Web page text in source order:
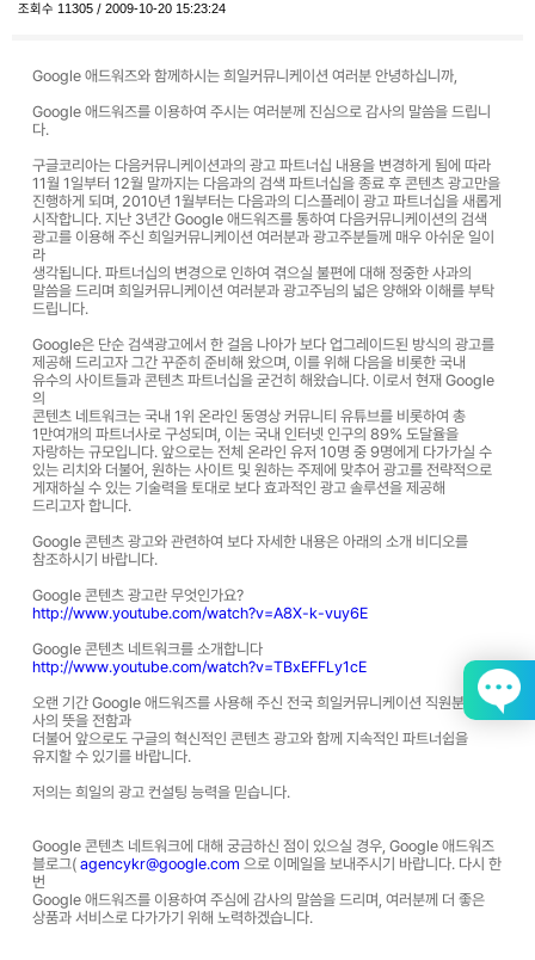
고객센터
광고문의
조회수 11305 / 2009-10-20 15:23:24
Google 애드워즈와 함께하시는 희일커뮤니케이션 여러분 안녕하십니까,
Google 애드워즈를 이용하여 주시는 여러분께 진심으로 감사의 말씀을 드립니
다.
구글코리아는 다음커뮤니케이션과의 광고 파트너십 내용을 변경하게 됨에 따라
11월 1일부터 12월 말까지는 다음과의 검색 파트너십을 종료 후 콘텐츠 광고만을
진행하게 되며, 2010년 1월부터는 다음과의 디스플레이 광고 파트너십을 새롭게
시작합니다. 지난 3년간 Google 애드워즈를 통하여 다음커뮤니케이션의 검색
광고를 이용해 주신 희일커뮤니케이션 여러분과 광고주분들께 매우 아쉬운 일이
라
생각됩니다. 파트너십의 변경으로 인하여 겪으실 불편에 대해 정중한 사과의
말씀을 드리며 희일커뮤니케이션 여러분과 광고주님의 넓은 양해와 이해를 부탁
드립니다.
Google은 단순 검색광고에서 한 걸음 나아가 보다 업그레이드된 방식의 광고를
제공해 드리고자 그간 꾸준히 준비해 왔으며, 이를 위해 다음을 비롯한 국내
유수의 사이트들과 콘텐츠 파트너십을 굳건히 해왔습니다. 이로서 현재 Google
의
콘텐츠 네트워크는 국내 1위 온라인 동영상 커뮤니티 유튜브를 비롯하여 총
1만여개의 파트너사로 구성되며, 이는 국내 인터넷 인구의 89% 도달율을
자랑하는 규모입니다. 앞으로는 전체 온라인 유저 10명 중 9명에게 다가가실 수
있는 리치와 더불어, 원하는 사이트 및 원하는 주제에 맞추어 광고를 전략적으로
게재하실 수 있는 기술력을 토대로 보다 효과적인 광고 솔루션을 제공해
드리고자 합니다.
Google 콘텐츠 광고와 관련하여 보다 자세한 내용은 아래의 소개 비디오를
참조하시기 바랍니다.
Google 콘텐츠 광고란 무엇인가요?
http://www.youtube.com/watch?v=A8X-k-vuy6E
Google 콘텐츠 네트워크를 소개합니다
http://www.youtube.com/watch?v=TBxEFFLy1cE
오랜 기간 Google 애드워즈를 사용해 주신 전국 희일커뮤니케이션 직원분께 감
사의 뜻을 전함과
더불어 앞으로도 구글의 혁신적인 콘텐츠 광고와 함께 지속적인 파트너쉽을
유지할 수 있기를 바랍니다.
저의는 희일의 광고 컨설팅 능력을 믿습니다.
Google 콘텐츠 네트워크에 대해 궁금하신 점이 있으실 경우, Google 애드워즈
블로그(agencykr@google.com 으로 이메일을 보내주시기 바랍니다. 다시 한
번
Google 애드워즈를 이용하여 주심에 감사의 말씀을 드리며, 여러분께 더 좋은
상품과 서비스로 다가가기 위해 노력하겠습니다.